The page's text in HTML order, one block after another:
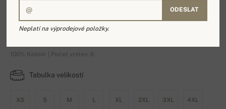
Vanessa Premium
100% Kašmír | Počet vrstev: 6
Tabulka velikostí
XS S M L XL 2XL 3XL 4XL
ODESLAT
Neplatí na výprodejové položky.